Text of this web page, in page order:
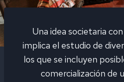
Una idea societaria
implica el estudio de
los que se incluyen
comercialización de